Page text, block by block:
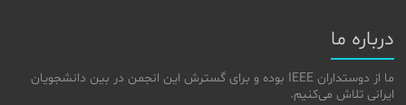
درباره ما
ما از دوستداران IEEE بوده و برای گسترش این انجمن در بین دانشجویان
ایرانی تلاش می‌کنیم.